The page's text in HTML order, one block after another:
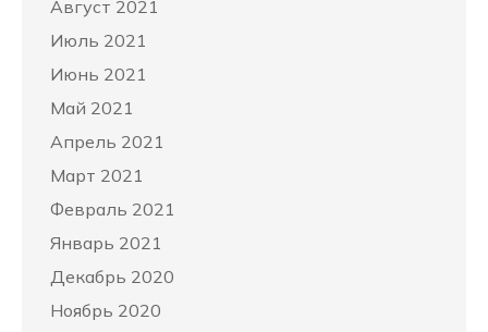
Август 2021
Июль 2021
Июнь 2021
Май 2021
Апрель 2021
Март 2021
Февраль 2021
Январь 2021
Декабрь 2020
Ноябрь 2020